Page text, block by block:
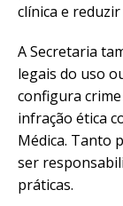
clínica e
A Secretaria
legais do uso
configura
infração ética
Médica. Tanto
ser
práticas.